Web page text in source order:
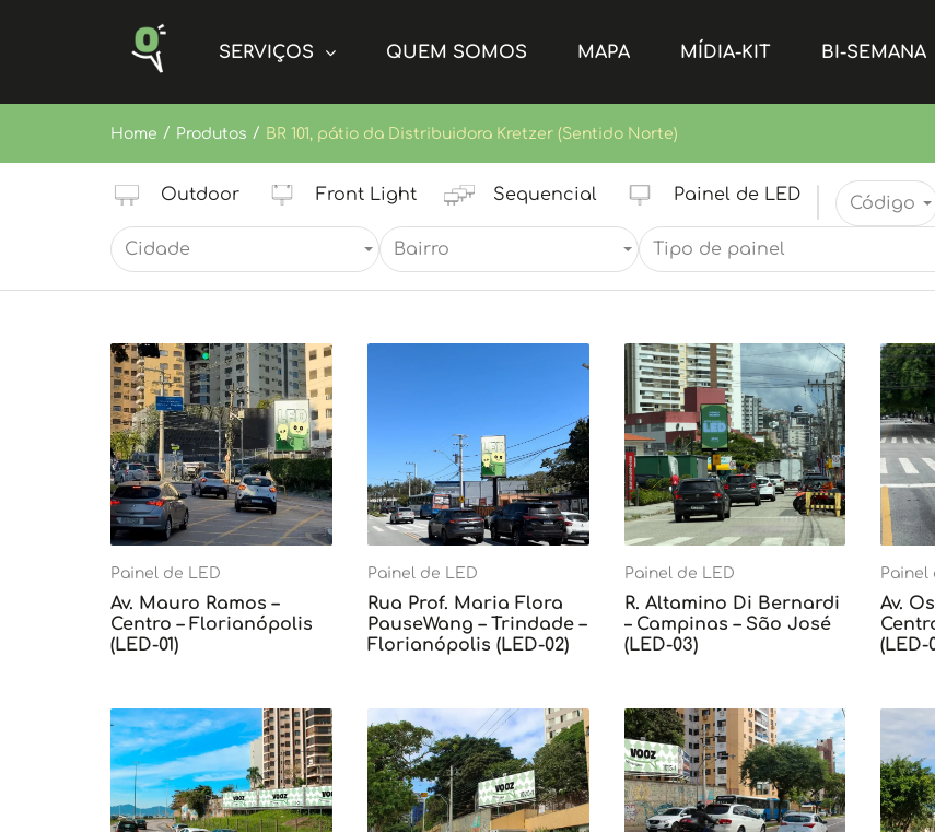
SERVIÇOS QUEM SOMOS MAPA MÍDIA-KIT BI-SEMANA
Home / Produtos / BR 101, pátio da Distribuidora Kretzer (Sentido Norte)
Outdoor Front Light Sequencial Painel de LED Código
Cidade Bairro Tipo de painel
Painel de LED
Av. Mauro Ramos –
Centro – Florianópolis
(LED-01)
Painel de LED
Rua Prof. Maria Flora
PauseWang – Trindade –
Florianópolis (LED-02)
Painel de LED
R. Altamino Di Bernardi
– Campinas – São José
(LED-03)
Painel
Av.
(LED-